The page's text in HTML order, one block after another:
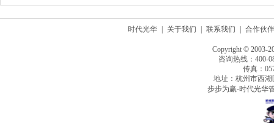
时代光华 关于我们 联系我们 合作伙伴
Copyright © 2003-
咨询热线：400-
传真：
地址：杭州市西
步步为赢-时代光华